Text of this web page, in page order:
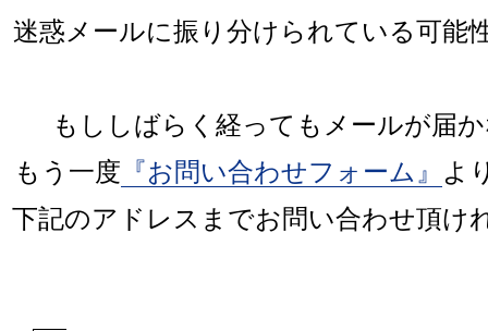
迷惑メールに振り分けられている可能
もししばらく経ってもメールが届
もう一度 『お問い合わせフォーム』
よ
下記のアドレスまでお問い合わせ頂け